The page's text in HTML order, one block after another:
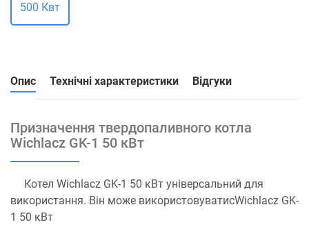
500 Квт
Опис Технічні характеристики Відгуки
Призначення твердопаливного котла
Wichlacz GK-1 50 кВт
Котел Wichlacz GK-1 50 кВт універсальний для
використання. Він може використовуватисWichlacz GK-
1 50 кВт